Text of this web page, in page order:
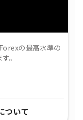
の最高水準の
。
ついて